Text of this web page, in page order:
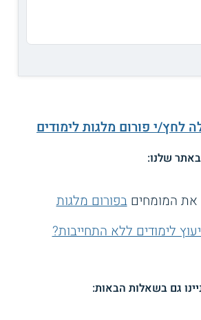
לחץ/י פורום מלגות לימודים
שלנו:
את המומחיםבפורום מלגות
לימודים ללא התחייבות?
גם בשאלות הבאות: